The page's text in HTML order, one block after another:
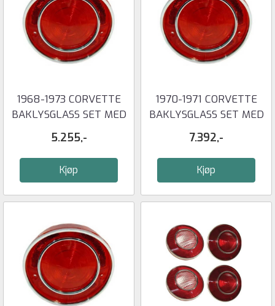
1968-1973 CORVETTE
BAKLYSGLASS SET MED
4 STK RØDE
5.255,-
Kjøp
1970-1971 CORVETTE
BAKLYSGLASS SET MED
2 BAKLYS ...
7.392,-
Kjøp